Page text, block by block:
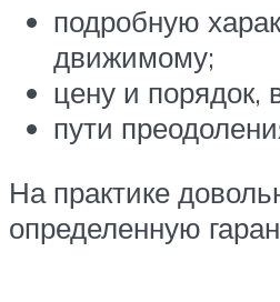
подробную
движимому;
цену и порядок,
пути
На практике
определенную